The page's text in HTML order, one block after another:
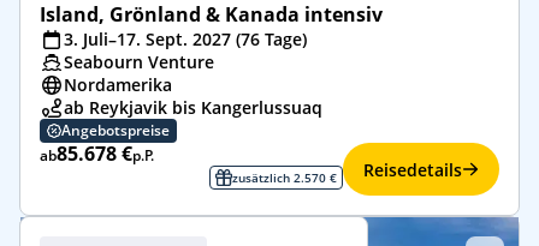
Island, Grönland & Kanada intensiv
3. Juli–17. Sept. 2027 (76 Tage)
Seabourn Venture
Nordamerika
ab Reykjavik bis Kangerlussuaq
Angebotspreise
ab85.678 €p.P.
zusätzlich 2.570 € Reisedetails